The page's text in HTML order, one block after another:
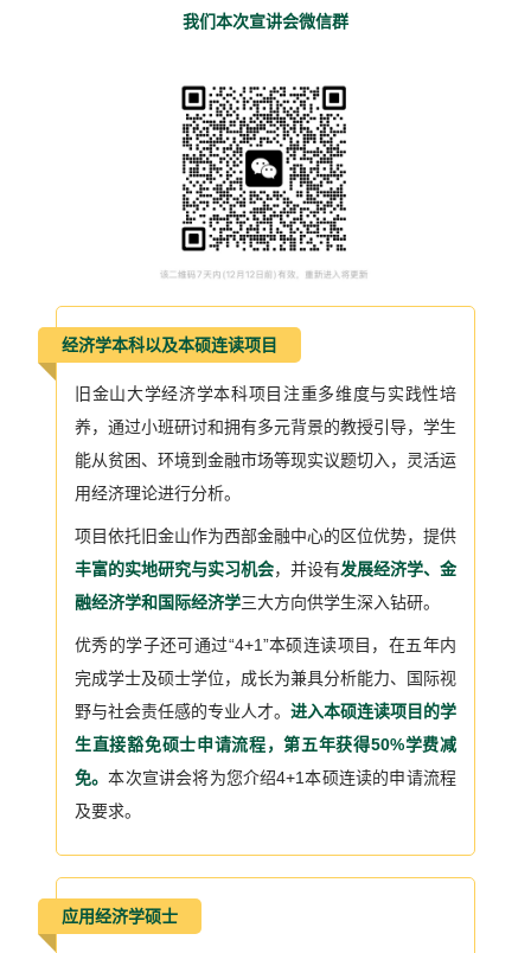
我们本次宣讲会微信群
经济学本科以及本硕连读项目
旧金山大学经济学本科项目注重多维度与实践性培
养，通过小班研讨和拥有多元背景的教授引导，学生
能从贫困、环境到金融市场等现实议题切入，灵活运
用经济理论进行分析。
项目依托旧金山作为西部金融中心的区位优势，提供
丰富的实地研究与实习机会，并设有发展经济学、金
融经济学和国际经济学三大方向供学生深入钻研。
优秀的学子还可通过“4+1”本硕连读项目，在五年内
完成学士及硕士学位，成长为兼具分析能力、国际视
野与社会责任感的专业人才。 进入本硕连读项目的学
生直接豁免硕士申请流程，第五年获得50%学费减
免。本次宣讲会将为您介绍4+1本硕连读的申请流程
及要求。
应用经济学硕士